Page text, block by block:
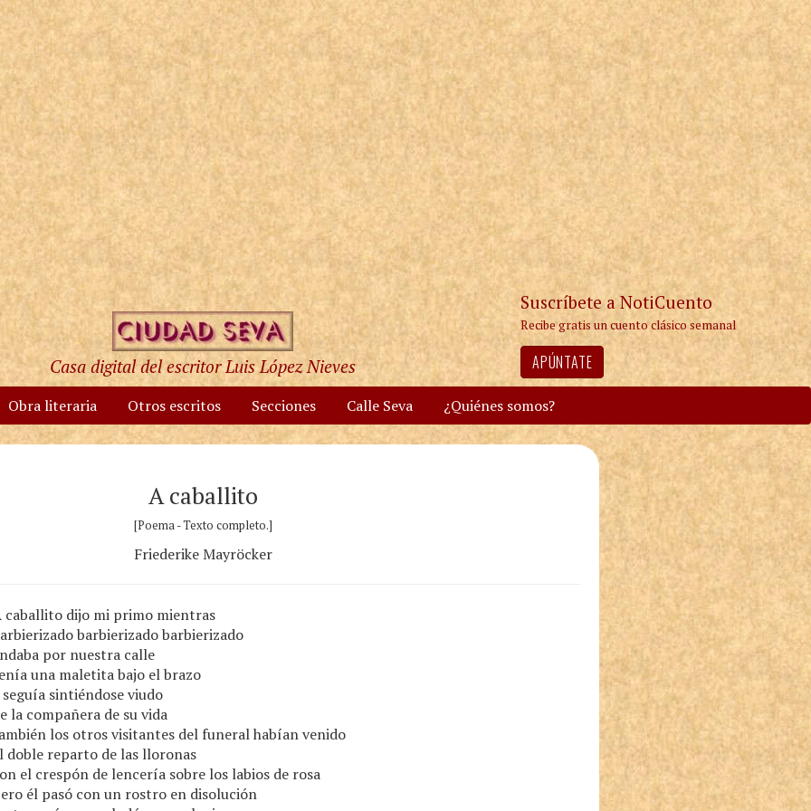
Casa digital del escritor Luis López Nieves
Suscríbete a NotiCuento
Recibe gratis un cuento clásico semanal
APÚNTATE
Obra literaria Otros escritos Secciones Calle Seva ¿Quiénes somos?
A caballito
[Poema - Texto completo.]
Friederike Mayröcker
caballito dijo mi primo mientras
barbierizado barbierizado
por nuestra calle
una maletita bajo el brazo
sintiéndose viudo
la compañera de su vida
los otros visitantes del funeral habían venido
doble reparto de las lloronas
el crespón de lencería sobre los labios de rosa
él pasó con un rostro en disolución